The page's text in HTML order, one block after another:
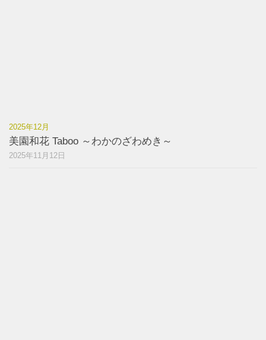
2025年12月
美園和花 Taboo ～わかのざわめき～
2025年11月12日